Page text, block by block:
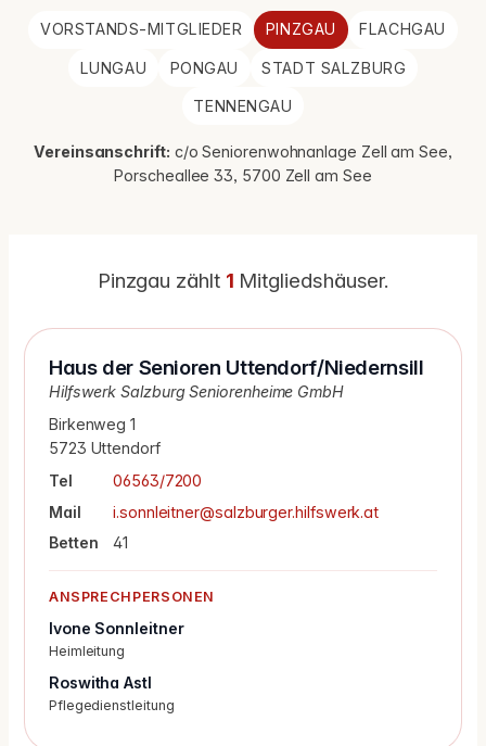
VORSTANDS-MITGLIEDER PINZGAU FLACHGAU
LUNGAU PONGAU STADT SALZBURG
TENNENGAU
Vereinsanschrift: c/o Seniorenwohnanlage Zell am See,
Porscheallee 33, 5700 Zell am See
Pinzgau zählt 1 Mitgliedshäuser.
Haus der Senioren Uttendorf/Niedernsill
Hilfswerk Salzburg Seniorenheime GmbH
Birkenweg 1
5723 Uttendorf
Tel
06563/7200
Mail
i.sonnleitner@salzburger.hilfswerk.at
Betten
41
ANSPRECHPERSONEN
Ivone Sonnleitner
Heimleitung
Roswitha Astl
Pflegedienstleitung